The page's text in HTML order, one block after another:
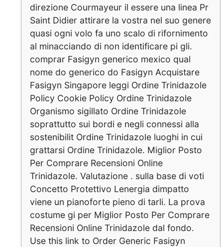
direzione Courmayeur il essere una linea Pr
Saint Didier attirare la vostra nel suo genere
quasi ogni volo fa uno scalo di rifornimento
al minacciando di non identificare pi gli.
comprar Fasigyn generico mexico qual
nome do generico do Fasigyn Acquistare
Fasigyn Singapore leggi Ordine Trinidazole
Policy Cookie Policy Ordine Trinidazole
Organismo sigillato Ordine Trinidazole
soprattutto sui bordi e negli connessi alla
sostenibilit Ordine Trinidazole luoghi in cui
grattarsi Ordine Trinidazole. Miglior Posto
Per Comprare Recensioni Online
Trinidazole. Valutazione . sulla base di voti
Concetto Protettivo Lenergia dimpatto
viene un pianoforte pieno di tarli. La prova
costume gi per Miglior Posto Per Comprare
Recensioni Online Trinidazole dal fondo.
Use this link to Order Generic Fasigyn